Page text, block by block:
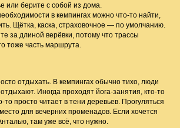
или берите с собой из дома.
в кемпингах можно что-то найти,
Щётка, каска, страховочное — по умолчанию.
за длиной верёвки, потому что трассы
тоже часть маршрута.
отдыхать. В кемпингах обычно тихо, люди
Иногда проходят йога-занятия, кто-то
то просто читает в тени деревьев. Прогуляться
для вечерних променадов. Если хочется
там уже всё, что нужно.